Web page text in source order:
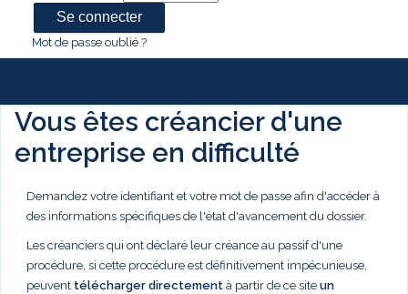
Mot de passe oublié ?
Vous êtes créancier d'une
entreprise en difficulté
Demandez votre identifiant et votre mot de passe afin d'accéder à
des informations spécifiques de l'état d'avancement du dossier.
Les créanciers qui ont déclaré leur créance au passif d'une
procédure, si cette procédure est définitivement impécunieuse,
peuvent télécharger directement à partir de ce site un